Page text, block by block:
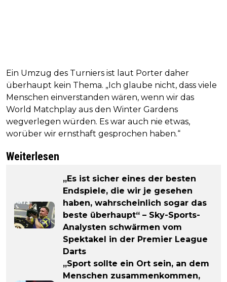
Ein Umzug des Turniers ist laut Porter daher
überhaupt kein Thema. „Ich glaube nicht, dass viele
Menschen einverstanden wären, wenn wir das
World Matchplay aus den Winter Gardens
wegverlegen würden. Es war auch nie etwas,
worüber wir ernsthaft gesprochen haben.“
Weiterlesen
„Es ist sicher eines der besten
Endspiele, die wir je gesehen
haben, wahrscheinlich sogar das
beste überhaupt“ – Sky-Sports-
Analysten schwärmen vom
Spektakel in der Premier League
Darts
„Sport sollte ein Ort sein, an dem
Menschen zusammenkommen,